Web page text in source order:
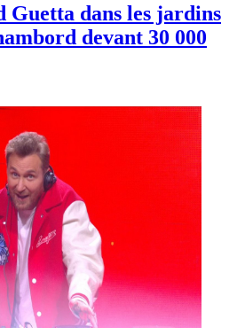
Guetta dans les jardins
devant 30 000